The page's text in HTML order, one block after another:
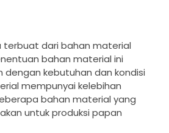
terbuat dari bahan material
bahan material ini
dengan kebutuhan dan kondisi
mempunyai kelebihan
bahan material yang
untuk produksi papan